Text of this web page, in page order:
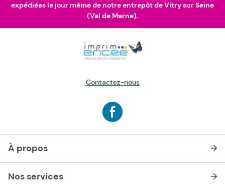
expédiées le jour même de notre entrepôt de Vitry sur Seine
(Val de Marne).
Contactez-nous
À propos
Nos services